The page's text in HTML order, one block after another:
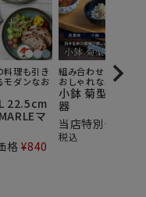
料理も引き
モダンなお
22.5cm
マ
格 ¥840
組み合わせて楽しめ
おしゃれな小鉢。
小鉢 菊型 9cm
器
当店特別価格
税込